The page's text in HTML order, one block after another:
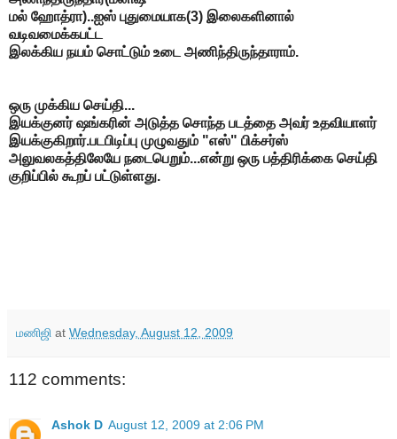
மல் ஹோத்ரா)..ஐஸ் புதுமையாக(3) இலைகளினால்
வடிவமைக்கபட்ட
இலக்கிய நயம் சொட்டும் உடை அணிந்திருந்தாராம்.
ஒரு முக்கிய செய்தி...
இயக்குனர் ஷங்கரின் அடுத்த சொந்த படத்தை அவர் உதவியாளர்
இயக்குகிறார்.படபிடிப்பு முழுவதும் "எஸ்" பிக்சர்ஸ்
அலுவலகத்திலேயே நடைபெறும்...என்று ஒரு பத்திரிக்கை செய்தி
குறிப்பில் கூறப் பட்டுள்ளது.
மணிஜி at Wednesday, August 12, 2009
112 comments:
Ashok D August 12, 2009 at 2:06 PM